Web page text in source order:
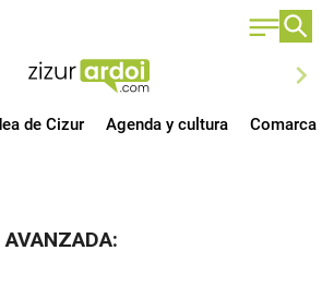
chevron_right
de Cizur Agenda y cultura Comarca